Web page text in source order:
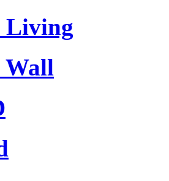
Living
Wall